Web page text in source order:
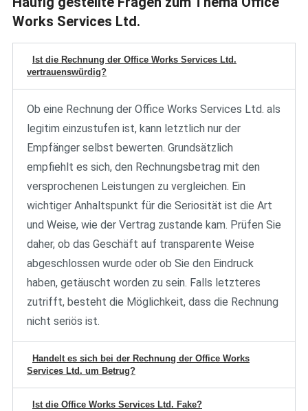
Works Services Ltd.
Ist die Rechnung der Office Works Services Ltd.
vertrauenswürdig?
Ob eine Rechnung der Office Works Services Ltd. als
legitim einzustufen ist, kann letztlich nur der
Empfänger selbst bewerten. Grundsätzlich
empfiehlt es sich, den Rechnungsbetrag mit den
versprochenen Leistungen zu vergleichen. Ein
wichtiger Anhaltspunkt für die Seriosität ist die Art
und Weise, wie der Vertrag zustande kam. Prüfen Sie
daher, ob das Geschäft auf transparente Weise
abgeschlossen wurde oder ob Sie den Eindruck
haben, getäuscht worden zu sein. Falls letzteres
zutrifft, besteht die Möglichkeit, dass die Rechnung
nicht seriös ist.
Handelt es sich bei der Rechnung der Office Works
Services Ltd. um Betrug?
Ist die Office Works Services Ltd. Fake?